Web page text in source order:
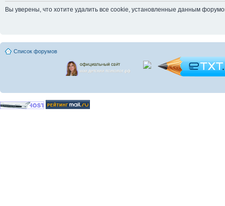
Вы уверены, что хотите удалить все cookie, установленные данным
Список форумов